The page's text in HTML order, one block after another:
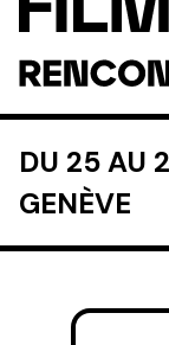
DU 25 AU
GENÈVE